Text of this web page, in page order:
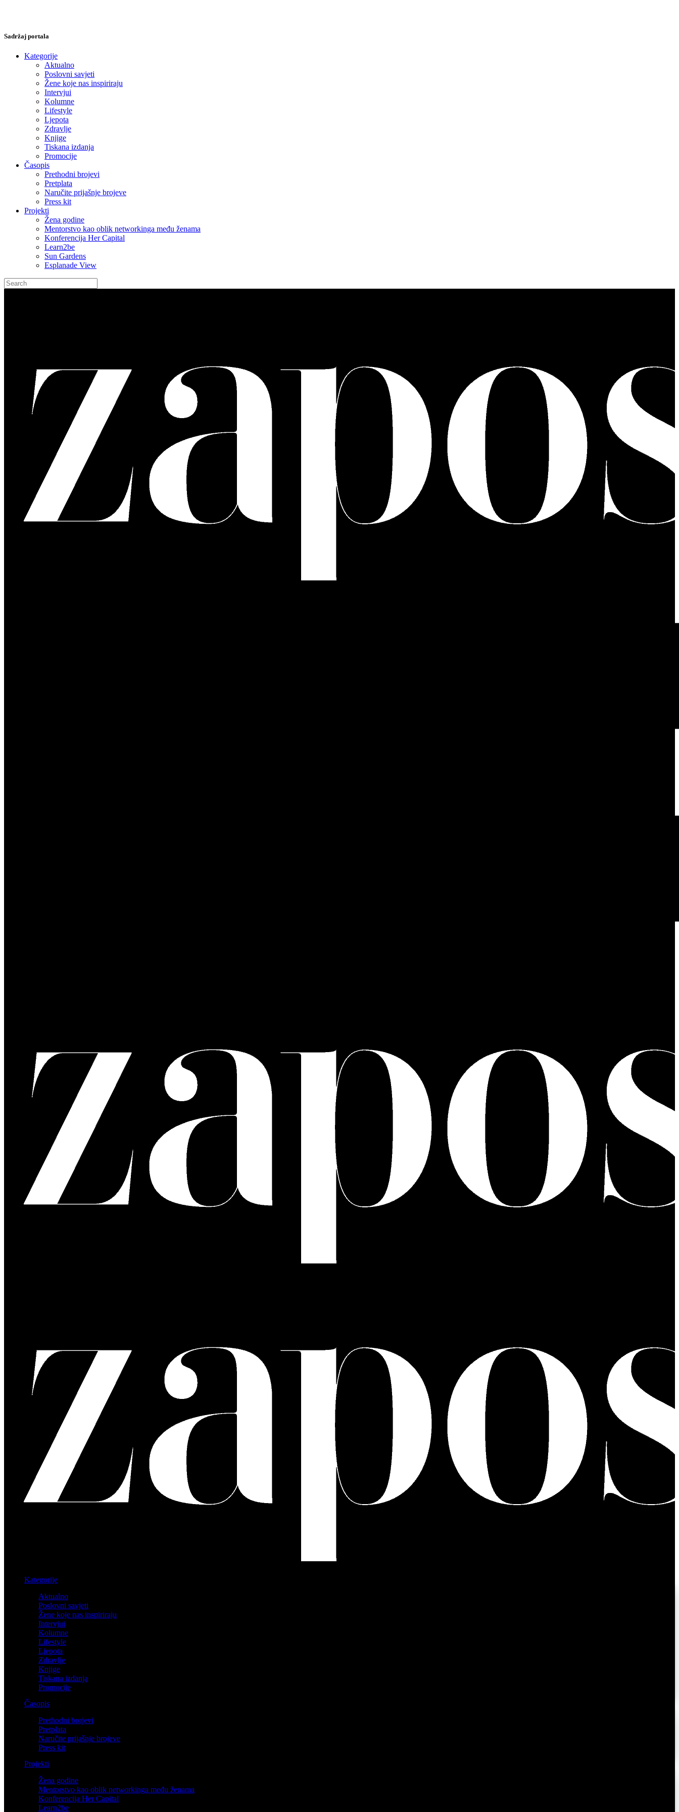
Sadržaj portala
Kategorije
Aktualno
Poslovni savjeti
Žene koje nas inspiriraju
Intervjui
Kolumne
Lifestyle
Ljepota
Zdravlje
Knjige
Tiskana izdanja
Promocije
Časopis
Prethodni brojevi
Pretplata
Naručite prijašnje brojeve
Press kit
Projekti
Žena godine
Mentorstvo kao oblik networkinga među ženama
Konferencija Her Capital
Learn2be
Sun Gardens
Esplanade View
Kategorije
Aktualno
Poslovni savjeti
Žene koje nas inspiriraju
Intervjui
Kolumne
Lifestyle
Ljepota
Zdravlje
Knjige
Tiskana izdanja
Promocije
Časopis
Prethodni brojevi
Pretplata
Naručite prijašnje brojeve
Press kit
Projekti
Žena godine
Mentorstvo kao oblik networkinga među ženama
Konferencija Her Capital
Learn2be